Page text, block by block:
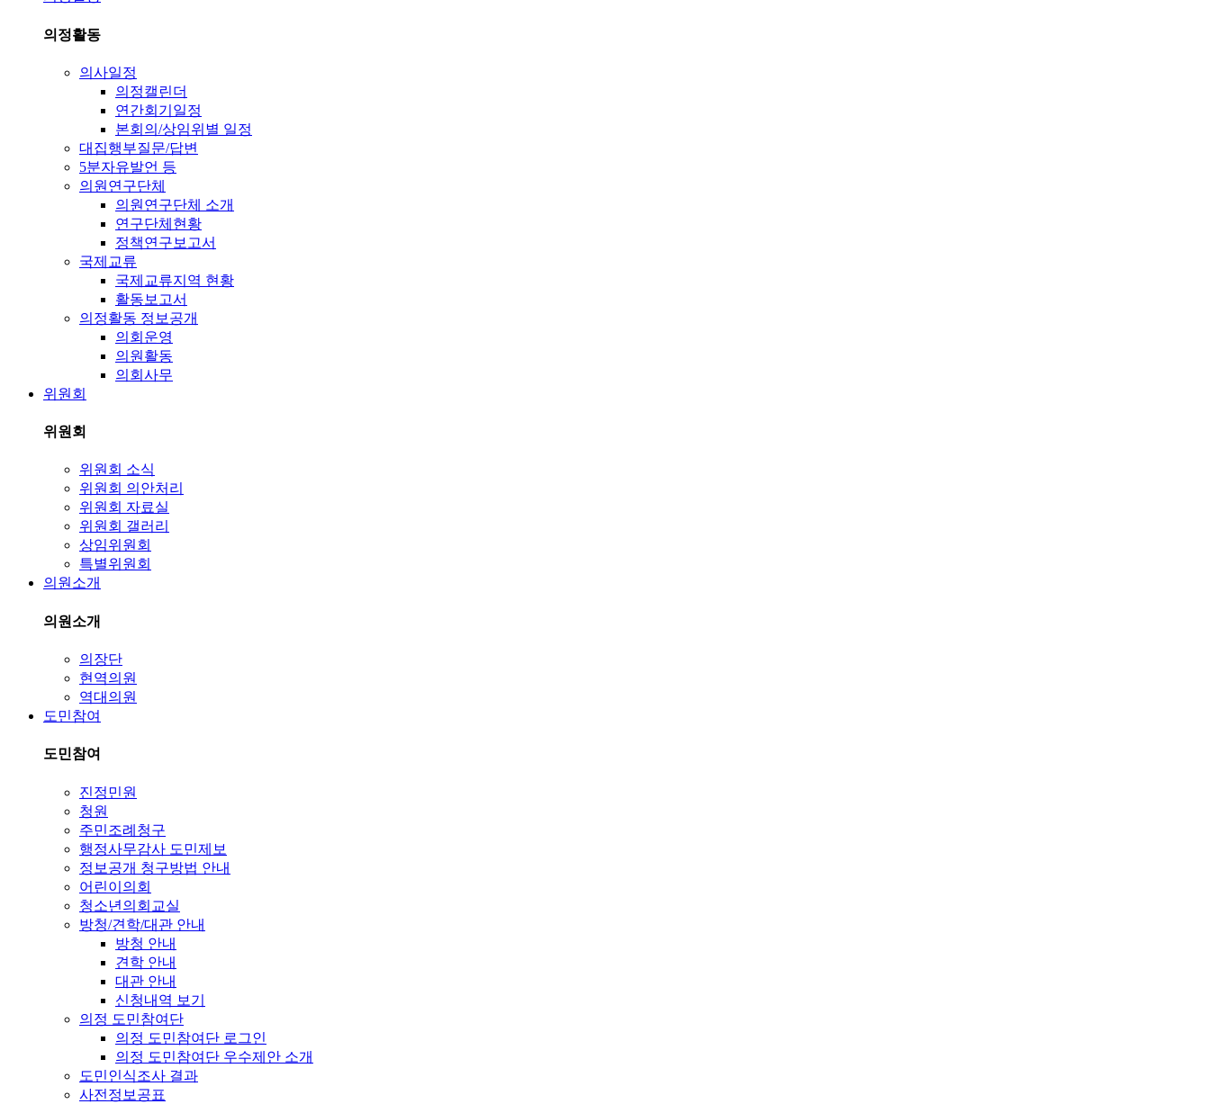
의정활동
의사일정
의정캘린더
연간회기일정
본회의/상임위별 일정
대집행부질문/답변
5분자유발언 등
의원연구단체
의원연구단체 소개
연구단체현황
정책연구보고서
국제교류
국제교류지역 현황
활동보고서
의정활동 정보공개
의회운영
의원활동
의회사무
위원회
위원회
위원회 소식
위원회 의안처리
위원회 자료실
위원회 갤러리
상임위원회
특별위원회
의원소개
의원소개
의장단
현역의원
역대의원
도민참여
도민참여
진정민원
청원
주민조례청구
행정사무감사 도민제보
정보공개 청구방법 안내
어린이의회
청소년의회교실
방청/견학/대관 안내
방청 안내
견학 안내
대관 안내
신청내역 보기
의정 도민참여단
의정 도민참여단 로그인
의정 도민참여단 우수제안 소개
도민인식조사 결과
사전정보공표